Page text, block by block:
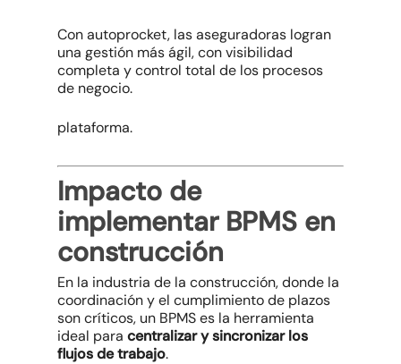
Con autoprocket, las aseguradoras logran
una gestión más ágil, con visibilidad
completa y control total de los procesos
de negocio.
plataforma.
Impacto de
implementar BPMS en
construcción
En la industria de la construcción, donde la
coordinación y el cumplimiento de plazos
son críticos, un BPMS es la herramienta
ideal paracentralizar y sincronizar los
flujos de trabajo.